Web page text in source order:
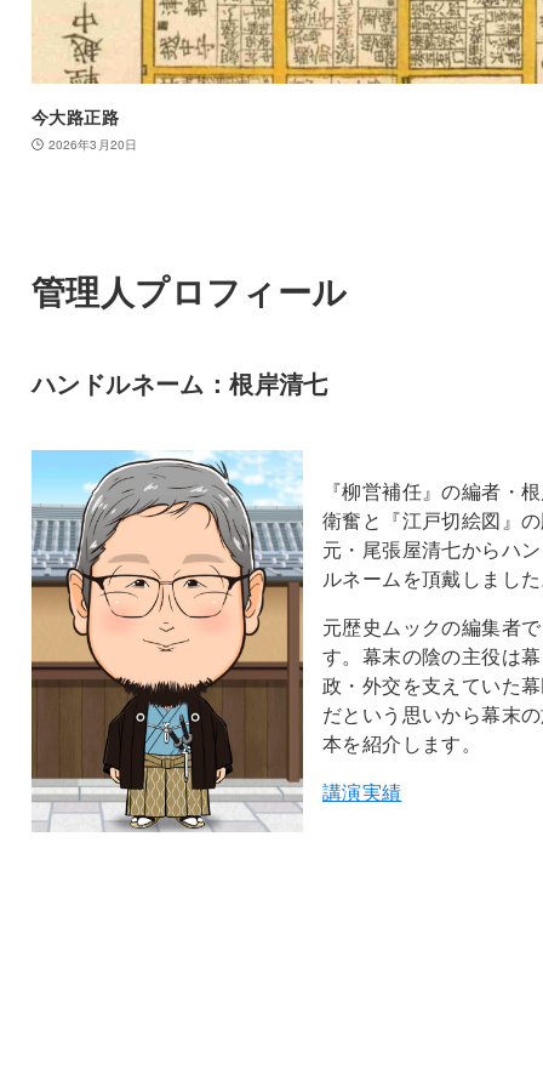
今大路正路
2026年3月20日
管理人プロフィール
ハンドルネーム：根岸清七
『柳営補任』の編者・
衛奮と『江戸切絵図』
元・尾張屋清七からハ
ルネームを頂戴しまし
元歴史ムックの編集者で
す。幕末の陰の主役は幕
政・外交を支えていた
だという思いから幕末
本を紹介します。
講演実績